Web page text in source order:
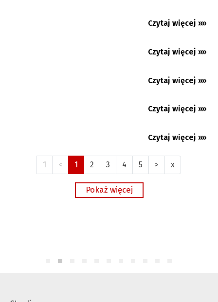
24.07.2026
Czytaj więcej »»
23.07.2026
Czytaj więcej »»
21.07.2026
Czytaj więcej »»
21.07.2026
Czytaj więcej »»
20.07.2026
Czytaj więcej »»
1 < 1 2 3 4 5 > x